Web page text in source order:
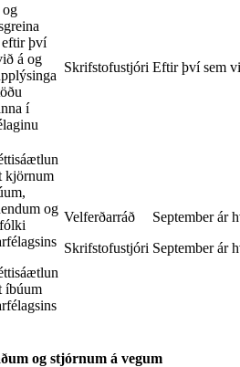
eftir því
á og
í
Skrifstofustjóri Eftir því sem
kjörnum
og
íbúum
Velferðarráð
Skrifstofustjóri
September ár
September ár
og stjórnum á vegum